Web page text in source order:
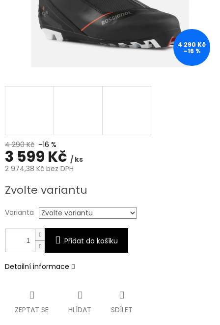
4 290 Kč
–16 %
4 290 Kč –16 %
3 599 Kč / ks
2 974,38 Kč bez DPH
cena:
Zvolte variantu
Varianta
Přidat do košíku
Detailní informace
ZEPTAT SE HLÍDAT SDÍLET